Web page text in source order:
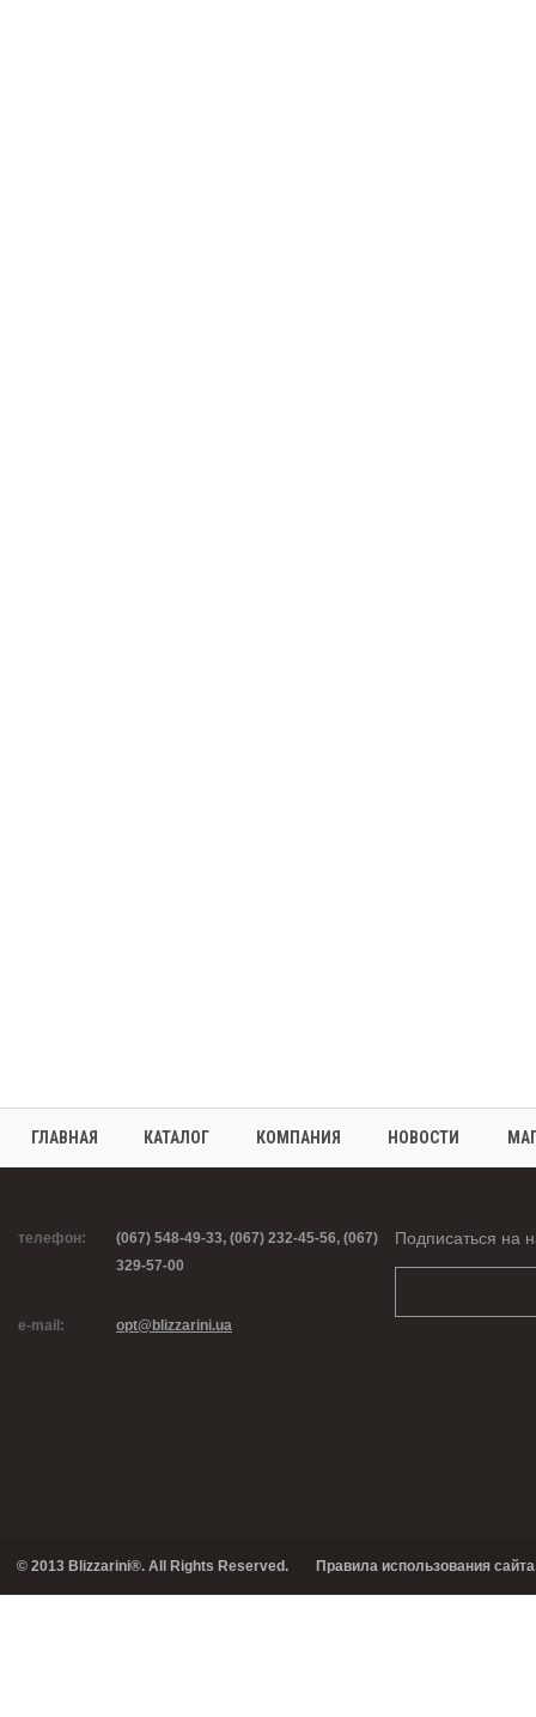
ГЛАВНАЯ КАТАЛОГ КОМПАНИЯ НОВОСТИ
телефон:
(067) 548-49-33, (067) 232-45-56, (067)
329-57-00
e-mail: opt@blizzarini.ua
Подписаться на
© 2013 Blizzarini®. All Rights Reserved. Правила использования сайта